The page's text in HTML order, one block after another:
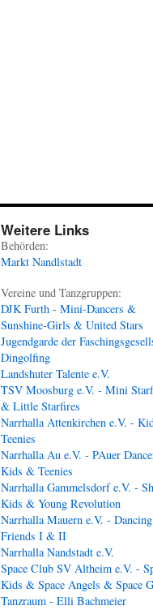
Weitere Links
Behörden:
Markt Nandlstadt
Vereine und Tanzgruppen:
DJK Furth - Mini-Dancers &
Sunshine-Girls & United Stars
Jugendgarde der
Dingolfing
Landshuter Talente e.V.
TSV Moosburg e.V. - Mini
& Little Starfires
Narrhalla Attenkirchen e.V. -
Teenies
Narrhalla Au e.V. - PAuer
Kids & Teenies
Narrhalla Gammelsdorf e.V. -
Kids & Young Revolution
Narrhalla Mauern e.V. - Dancing
Friends I & II
Narrhalla Nandstadt e.V.
Space Club SV Altheim e.V. -
Kids & Space Angels & Space
Tanzraum - Elli Bachmeier